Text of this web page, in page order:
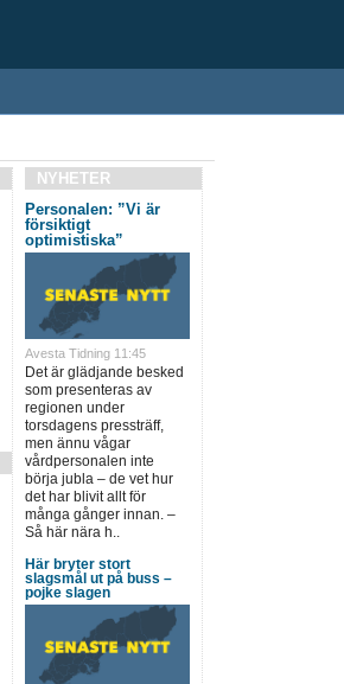
NYHETER
Personalen: ”Vi är
försiktigt
optimistiska”
Avesta Tidning 11:45
Det är glädjande besked
som presenteras av
regionen under
torsdagens pressträff,
men ännu vågar
vårdpersonalen inte
börja jubla – de vet hur
det har blivit allt för
många gånger innan. –
Så här nära h..
Här bryter stort
slagsmål ut på buss –
pojke slagen